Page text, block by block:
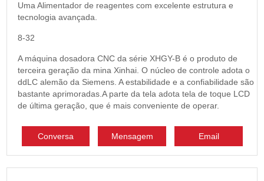
Uma Alimentador de reagentes com excelente estrutura e
tecnologia avançada.
8-32
A máquina dosadora CNC da série XHGY-B é o produto de
terceira geração da mina Xinhai. O núcleo de controle adota o
ddLC alemão da Siemens. A estabilidade e a confiabilidade são
bastante aprimoradas.A parte da tela adota tela de toque LCD
de última geração, que é mais conveniente de operar.
Conversa Mensagem Email